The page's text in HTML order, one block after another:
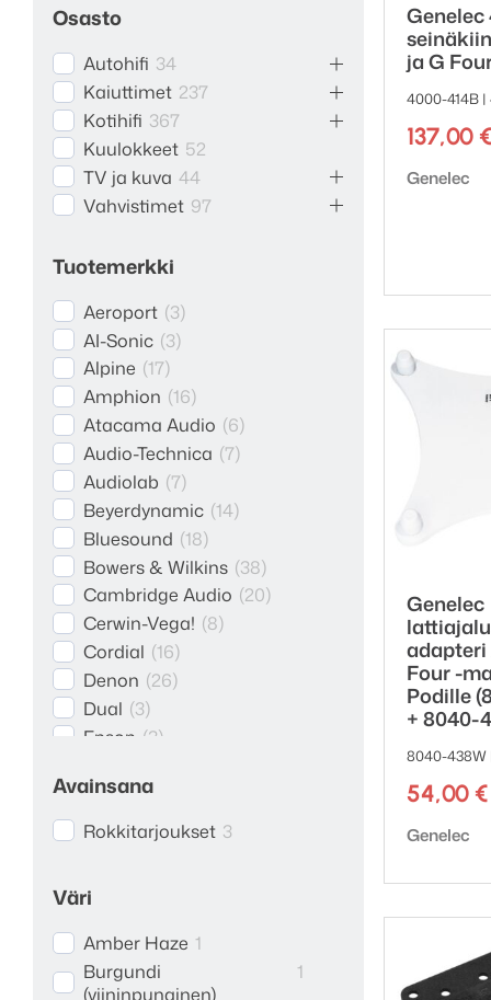
Osasto
Autohifi 34
Kaiuttimet 237
Kotihifi 367
Kuulokkeet 52
TV ja kuva 44
Vahvistimet 97
Tuotemerkki
Aeroport (3)
AI-Sonic (3)
Alpine (17)
Amphion (16)
Atacama Audio (6)
Audio-Technica (7)
Audiolab (7)
Beyerdynamic (14)
Bluesound (18)
Bowers & Wilkins (38)
Cambridge Audio (20)
Cerwin-Vega! (8)
Cordial (16)
Denon (26)
Dual (3)
Epson (3)
Grandview
HiFiMAN
11)
iFi audio
Kaiku Acoustics
KEF (21 )
Kenwood
Konto (6)
Avainsana
Rokkitarjoukset 3
Väri
Amber Haze 1
Burgundi
(viininpunainen)
1
Genelec
ja G
4000-414B
137,00 €
Genelec
Genelec
adapteri
Four -
Podille
+ 8040-
8040-438W
54,00 €
Genelec